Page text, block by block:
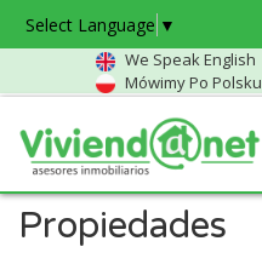
Select Language ▼
We Speak English
Mówimy Po Polsku
Propiedades